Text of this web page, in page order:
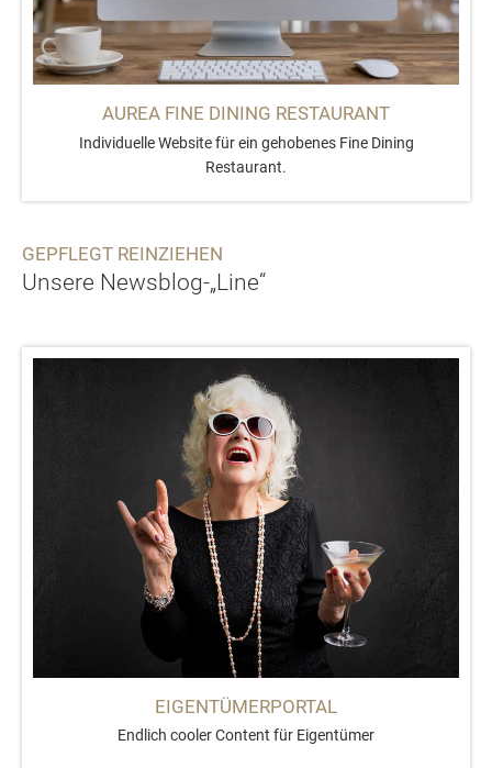
AUREA FINE DINING RESTAURANT
Individuelle Website für ein gehobenes Fine Dining
Restaurant.
GEPFLEGT REINZIEHEN
Unsere Newsblog-„Line“
EIGENTÜMERPORTAL
Endlich cooler Content für Eigentümer